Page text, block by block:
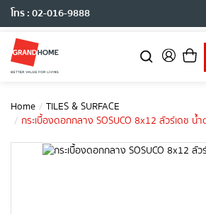
โทร : 02-016-9888
Home
TILES & SURFACE
กระเบื้องดอกกลาง SOSUCO 8x12 ลัวร์เดช น้